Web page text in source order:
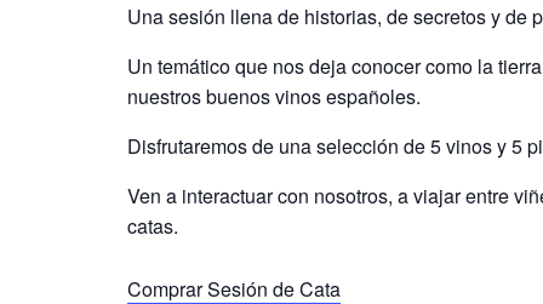
Una sesión llena de historias, de secretos y de
Un temático que nos deja conocer como la
nuestros buenos vinos españoles.
Disfrutaremos de una selección de 5 vinos y 5
Ven a interactuar con nosotros, a viajar entre
catas.
Comprar Sesión de Cata